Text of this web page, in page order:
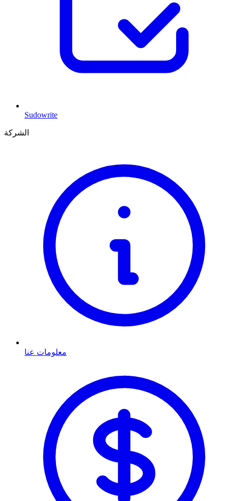
Sudowrite
الشركة
معلومات عنا